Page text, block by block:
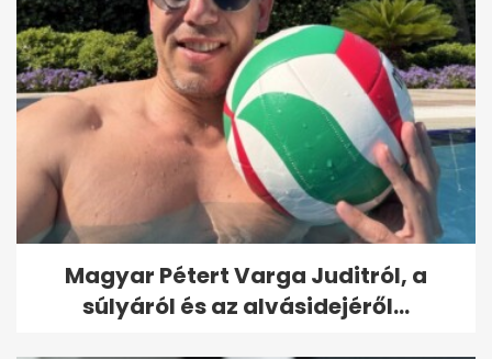
Magyar Pétert Varga Juditról, a
súlyáról és az alvásidejéről...